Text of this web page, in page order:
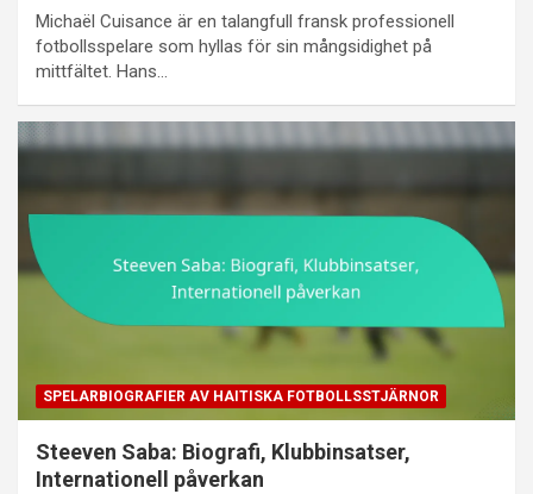
Michaël Cuisance är en talangfull fransk professionell
fotbollsspelare som hyllas för sin mångsidighet på
mittfältet. Hans…
SPELARBIOGRAFIER AV HAITISKA FOTBOLLSSTJÄRNOR
Steeven Saba: Biografi, Klubbinsatser,
Internationell påverkan